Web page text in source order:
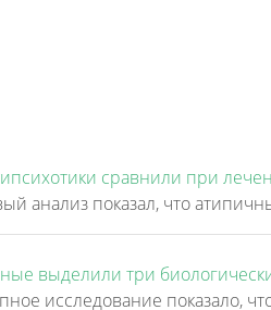
сравнили при
выделили три